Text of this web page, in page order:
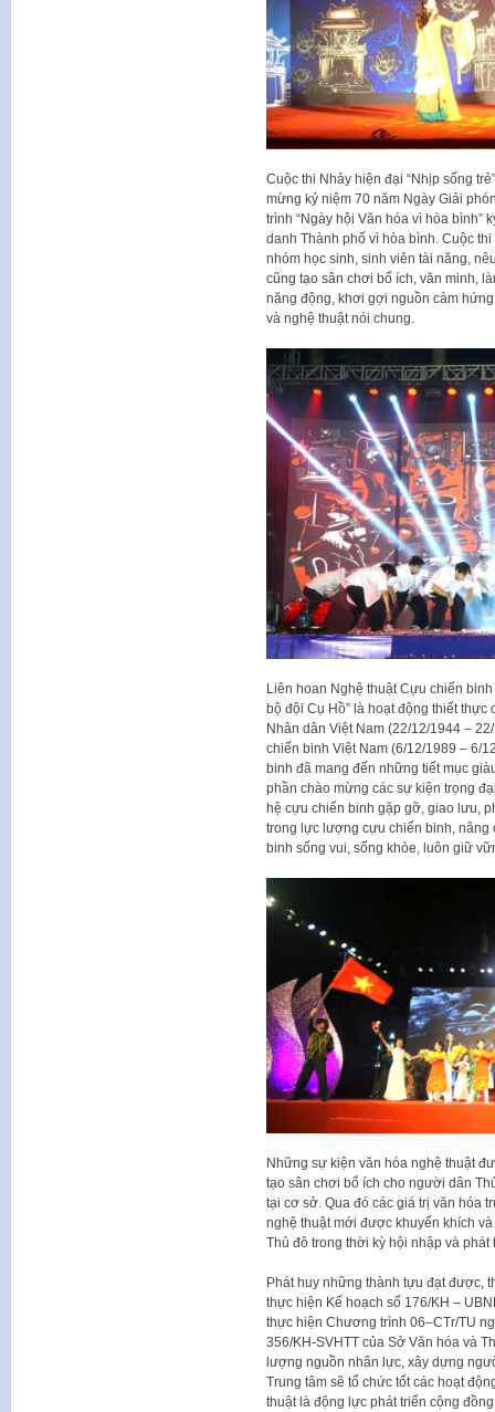
Cuộc thi Nhảy hiện đại “Nhịp sống
mừng kỷ niệm 70 năm Ngày Giải
trình “Ngày hội Văn hóa vì hòa bình”
danh Thành phố vì hòa bình. Cuộc
nhóm học sinh, sinh viên tài năng,
cũng tạo sân chơi bổ ích, văn minh,
năng động, khơi gợi nguồn cảm
và nghệ thuật nói chung.
Liên hoan Nghệ thuật Cựu chiến
bộ đội Cụ Hồ” là hoạt động thiết
Nhân dân Việt Nam (22/12/1944 –
chiến binh Việt Nam (6/12/1989 – 6/
binh đã mang đến những tiết mục
phần chào mừng các sự kiện trọng
hệ cựu chiến binh gặp gỡ, giao lưu,
trong lực lượng cựu chiến binh, nâng
binh sống vui, sống khỏe, luôn giữ
Những sự kiện văn hóa nghệ thuật
tạo sân chơi bổ ích cho người dân
tại cơ sở. Qua đó các giá trị văn hóa
nghệ thuật mới được khuyến khích
Thủ đô trong thời kỳ hội nhập và phát
Phát huy những thành tựu đạt được,
thực hiện Kế hoạch số 176/KH –
thực hiện Chương trình 06–CTr/TU
356/KH-SVHTT của Sở Văn hóa và
lượng nguồn nhân lực, xây dựng
Trung tâm sẽ tổ chức tốt các hoạt
thuật là động lực phát triển cộng